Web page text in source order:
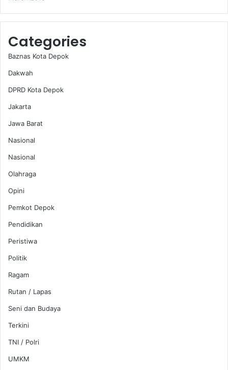
Categories
Baznas Kota Depok
Dakwah
DPRD Kota Depok
Jakarta
Jawa Barat
Nasional
Nasional
Olahraga
Opini
Pemkot Depok
Pendidikan
Peristiwa
Politik
Ragam
Rutan / Lapas
Seni dan Budaya
Terkini
TNI / Polri
UMKM